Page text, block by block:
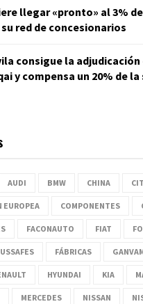
llegar «pronto» al 3%
red de concesionarios
consigue la
y compensa un 20% de
AUDI BMW CHINA
EUROPEA COMPONENTES
FACONAUTO FIAT
FÁBRICAS
HYUNDAI KIA
MERCEDES NISSAN